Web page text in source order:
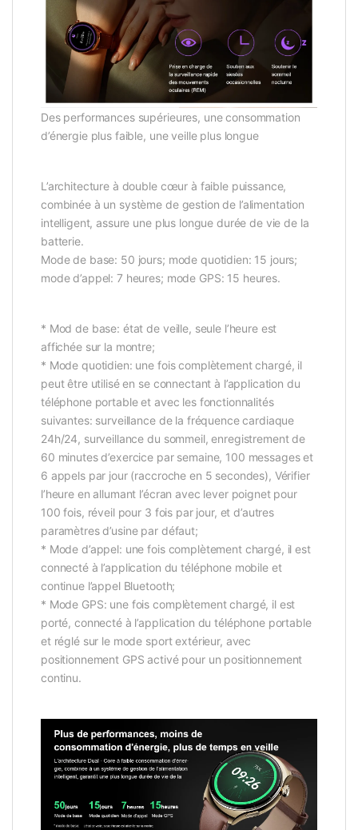
Des performances supérieures, une consommation
d’énergie plus faible, une veille plus longue
L’architecture à double cœur à faible puissance,
combinée à un système de gestion de l’alimentation
intelligent, assure une plus longue durée de vie de la
batterie.
Mode de base: 50 jours; mode quotidien: 15 jours;
mode d’appel: 7 heures; mode GPS: 15 heures.
* Mod de base: état de veille, seule l’heure est
affichée sur la montre;
* Mode quotidien: une fois complètement chargé, il
peut être utilisé en se connectant à l’application du
téléphone portable et avec les fonctionnalités
suivantes: surveillance de la fréquence cardiaque
24h/24, surveillance du sommeil, enregistrement de
60 minutes d’exercice par semaine, 100 messages et
6 appels par jour (raccroche en 5 secondes), Vérifier
l’heure en allumant l’écran avec lever poignet pour
100 fois, réveil pour 3 fois par jour, et d’autres
paramètres d’usine par défaut;
* Mode d’appel: une fois complètement chargé, il est
connecté à l’application du téléphone mobile et
continue l’appel Bluetooth;
* Mode GPS: une fois complètement chargé, il est
porté, connecté à l’application du téléphone portable
et réglé sur le mode sport extérieur, avec
positionnement GPS activé pour un positionnement
continu.